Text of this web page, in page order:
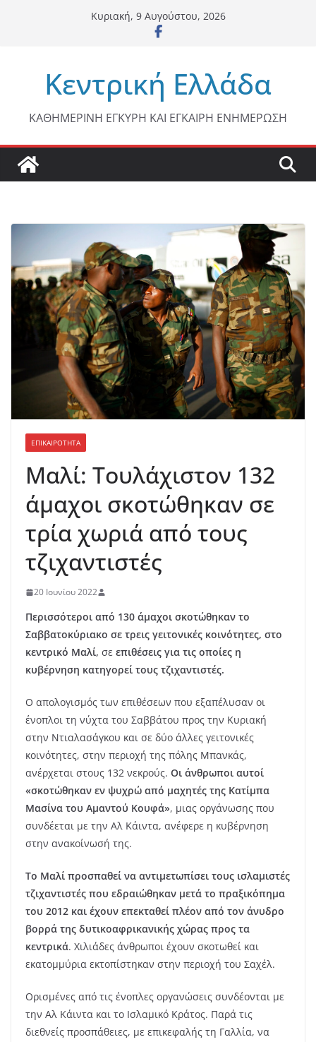
Κυριακή, 9 Αυγούστου, 2026
Κεντρική Ελλάδα
ΚΑΘΗΜΕΡΙΝΗ ΕΓΚΥΡΗ ΚΑΙ ΕΓΚΑΙΡΗ ΕΝΗΜΕΡΩΣΗ
ΕΠΙΚΑΙΡΟΤΗΤΑ
Μαλί: Τουλάχιστον 132
άμαχοι σκοτώθηκαν σε
τρία χωριά από τους
τζιχαντιστές
20 Ιουνίου 2022
Περισσότεροι από 130 άμαχοι σκοτώθηκαν το
Σαββατοκύριακο σε τρεις γειτονικές κοινότητες, στο
κεντρικό Μαλί, σε επιθέσεις για τις οποίες η
κυβέρνηση κατηγορεί τους τζιχαντιστές.
Ο απολογισμός των επιθέσεων που εξαπέλυσαν οι
ένοπλοι τη νύχτα του Σαββάτου προς την Κυριακή
στην Ντιαλασάγκου και σε δύο άλλες γειτονικές
κοινότητες, στην περιοχή της πόλης Μπανκάς,
ανέρχεται στους 132 νεκρούς. Οι άνθρωποι αυτοί
«σκοτώθηκαν εν ψυχρώ από μαχητές της Κατίμπα
Μασίνα του Αμαντού Κουφά», μιας οργάνωσης που
συνδέεται με την Αλ Κάιντα, ανέφερε η κυβέρνηση
στην ανακοίνωσή της.
Το Μαλί προσπαθεί να αντιμετωπίσει τους ισλαμιστές
τζιχαντιστές που εδραιώθηκαν μετά το πραξικόπημα
του 2012 και έχουν επεκταθεί πλέον από τον άνυδρο
βορρά της δυτικοαφρικανικής χώρας προς τα
κεντρικά. Χιλιάδες άνθρωποι έχουν σκοτωθεί και
εκατομμύρια εκτοπίστηκαν στην περιοχή του Σαχέλ.
Ορισμένες από τις ένοπλες οργανώσεις συνδέονται με
την Αλ Κάιντα και το Ισλαμικό Κράτος. Παρά τις
διεθνείς προσπάθειες, με επικεφαλής τη Γαλλία, να